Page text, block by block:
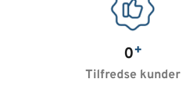
0+
Tilfredse kunder